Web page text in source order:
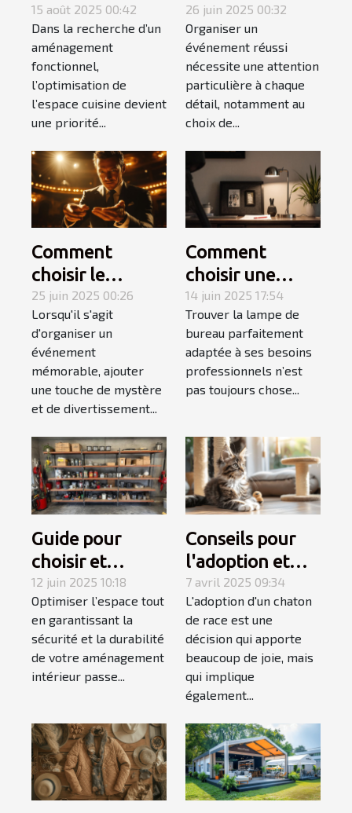
avec une plaque
électrique
adaptée
15 août 2025 00:42
Dans la recherche d’un
aménagement
fonctionnel,
l’optimisation de
l’espace cuisine devient
une priorité...
structure
gonflable pour
votre
événement ?
26 juin 2025 00:32
Organiser un
événement réussi
nécessite une attention
particulière à chaque
détail, notamment au
choix de...
Comment
choisir le
meilleur
magicien
mentaliste pour
votre
événement
25 juin 2025 00:26
Lorsqu'il s'agit
d'organiser un
événement
mémorable, ajouter
une touche de mystère
et de divertissement...
Comment
choisir une
lampe de
bureau adaptée
à votre style de
travail
14 juin 2025 17:54
Trouver la lampe de
bureau parfaitement
adaptée à ses besoins
professionnels n’est
pas toujours chose...
Guide pour
choisir et
installer des
étagères
murales
robustes
12 juin 2025 10:18
Optimiser l’espace tout
en garantissant la
sécurité et la durabilité
de votre aménagement
intérieur passe...
Conseils pour
l'adoption et
l'accueil d'un
chaton de race
7 avril 2025 09:34
L'adoption d'un chaton
de race est une
décision qui apporte
beaucoup de joie, mais
qui implique
également...